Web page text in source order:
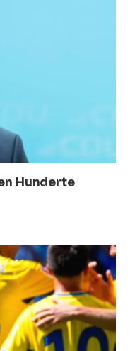
Hunderte